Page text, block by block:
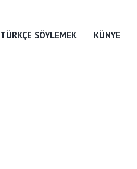
TÜRKÇE SÖYLEMEK KÜNYE